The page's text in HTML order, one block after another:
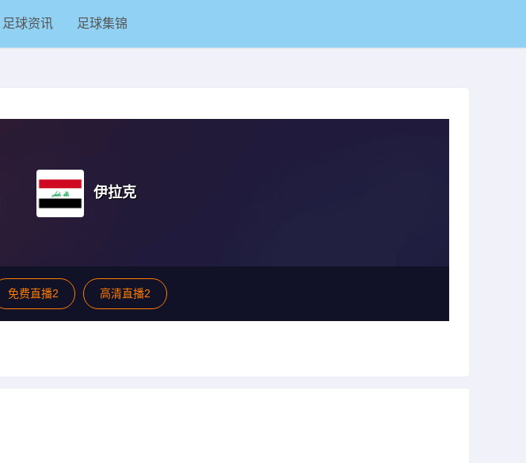
足球资讯 足球集锦
伊拉克
免费直播2 高清直播2